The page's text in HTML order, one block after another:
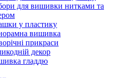
для вишивки нитками та
у пластику
вишивка
прикраси
декор
гладдю